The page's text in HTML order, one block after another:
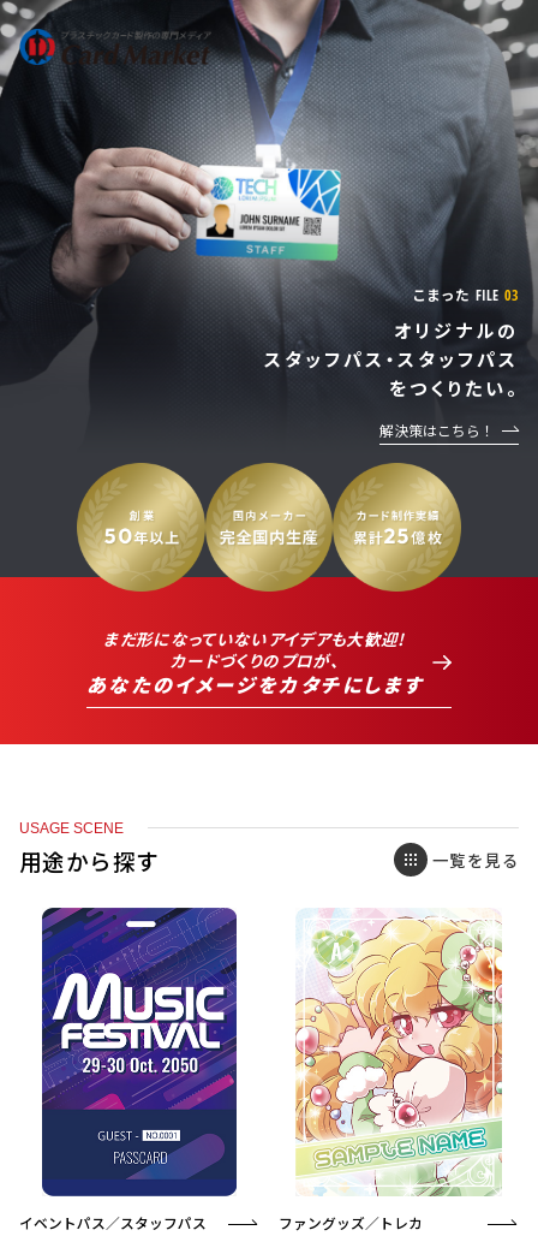
こまった FILE 01
会員証をつくりたいけど、
どんな仕様にすればいいか
分からない。
解決策はこちら！
こまった FILE 02
信頼できる制作会社に依頼したい。
生産体制やカードの品質が
しっかりしているのか知りたい。
解決策はこちら！
こまった FILE 03
オリジナルの
スタッフパス・スタッフパス
をつくりたい。
解決策はこちら！
まだ形になっていないアイデアも大歓迎!
カードづくりのプロが、
あなたのイメージをカタチにします
USAGE SCENE
用途から探す 一覧を見る
イベントパス／スタッフパス ファングッズ／トレカ